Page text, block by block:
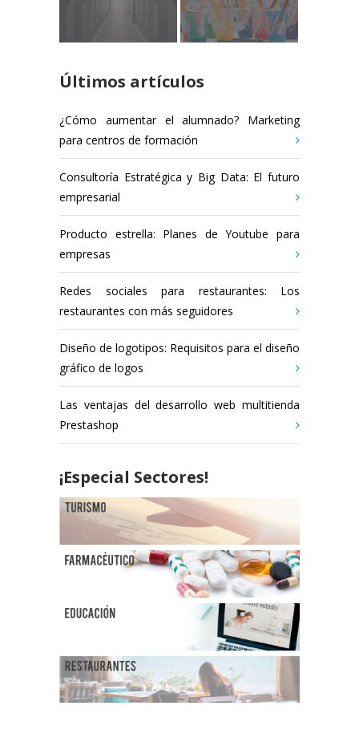
Últimos artículos
¿Cómo aumentar el alumnado? Marketing
para centros de formación
Consultoría Estratégica y Big Data: El futuro
empresarial
Producto estrella: Planes de Youtube para
empresas
Redes sociales para restaurantes: Los
restaurantes con más seguidores
Diseño de logotipos: Requisitos para el diseño
gráfico de logos
Las ventajas del desarrollo web multitienda
Prestashop
¡Especial Sectores!